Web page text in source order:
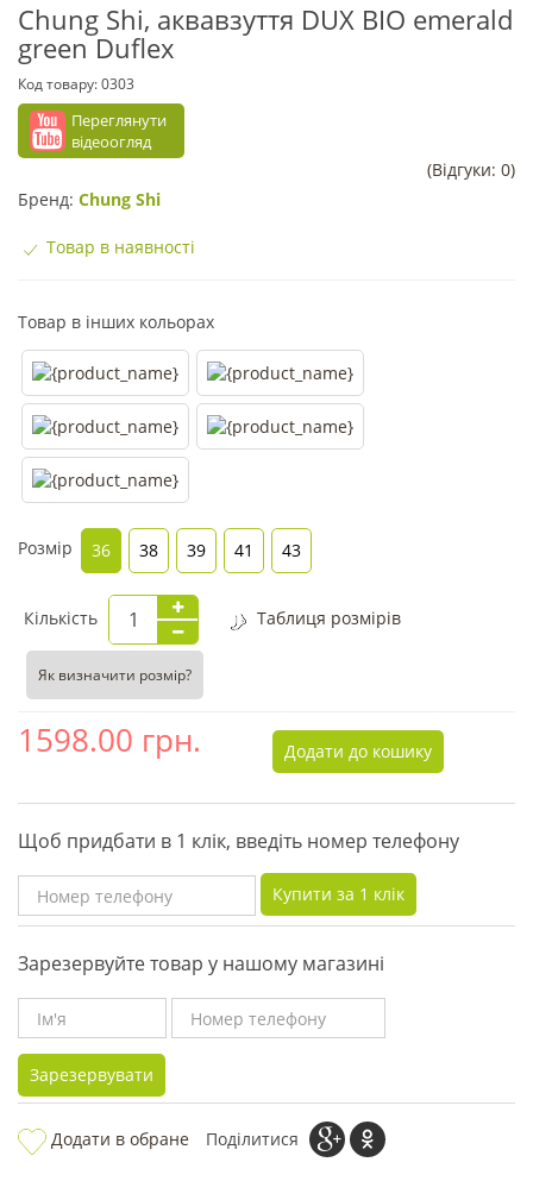
Chung Shi, аквавзуття DUX BIO emerald
green Duflex
Код товару:0303
Переглянути
відеоогляд
(Відгуки: 0)
Бренд: Chung Shi
Товар в наявності
Товар в інших кольорах
Розмір 36 38 39 41 43
Кількість Таблиця розмірів
Як визначити розмір?
1598.00 грн. Додати до кошику
Щоб придбати в 1 клік, введіть номер телефону
Купити за 1 клiк
Зарезервуйте товар у нашому магазині
Зарезервувати
Додати в обране Поділитися